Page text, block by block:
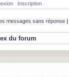
Inscription
messages sans réponse |
du forum